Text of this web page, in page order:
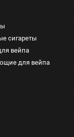
сигареты
вейпа
для вейпа